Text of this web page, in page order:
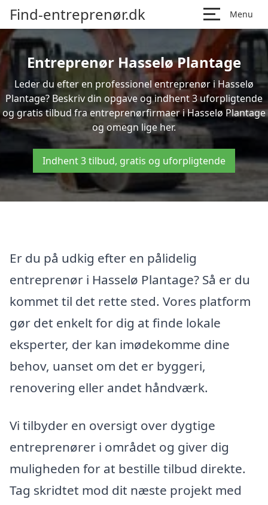
Find-entreprenør.dk Menu
Entreprenør Hasselø Plantage
Leder du efter en professionel entreprenør i Hasselø
Plantage? Beskriv din opgave og indhent 3 uforpligtende
og gratis tilbud fra entreprenørfirmaer i Hasselø Plantage
og omegn lige her.
Indhent 3 tilbud, gratis og uforpligtende
Er du på udkig efter en pålidelig
entreprenør i Hasselø Plantage? Så er du
kommet til det rette sted. Vores platform
gør det enkelt for dig at finde lokale
eksperter, der kan imødekomme dine
behov, uanset om det er byggeri,
renovering eller andet håndværk.
Vi tilbyder en oversigt over dygtige
entreprenører i området og giver dig
muligheden for at bestille tilbud direkte.
Tag skridtet mod dit næste projekt med